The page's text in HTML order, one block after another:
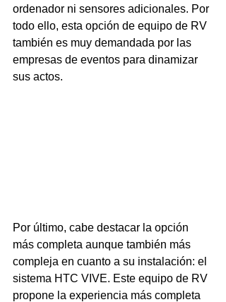
ordenador ni sensores adicionales. Por
todo ello, esta opción de equipo de RV
también es muy demandada por las
empresas de eventos para dinamizar
sus actos.
Por último, cabe destacar la opción
más completa aunque también más
compleja en cuanto a su instalación: el
sistema HTC VIVE. Este equipo de RV
propone la experiencia más completa